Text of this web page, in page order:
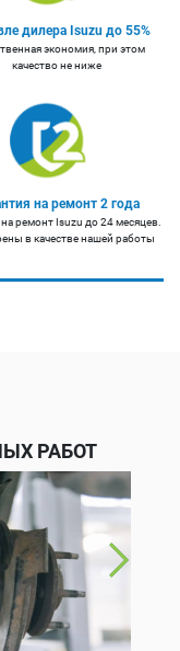
дилера Isuzu до 55%
экономия, при этом
качество не ниже
на ремонт 2 года
ремонт Isuzu до 24 месяцев.
в качестве нашей работы
РАБОТ